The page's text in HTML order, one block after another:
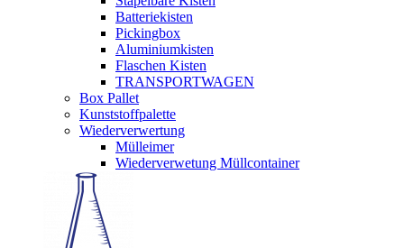
Batteriekisten
Pickingbox
Aluminiumkisten
Flaschen Kisten
TRANSPORTWAGEN
Box Pallet
Kunststoffpalette
Wiederverwertung
Mülleimer
Wiederverwetung Müllcontainer